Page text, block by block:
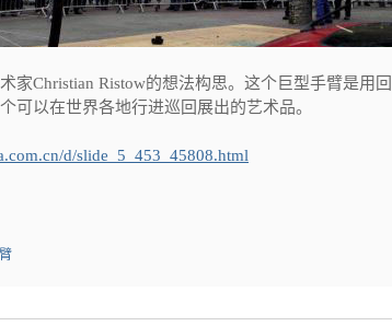
家Christian Ristow的想法构思。这个巨型手臂是用
可以在世界各地行进巡回展出的艺术品。
d/slide_5_453_45808.html